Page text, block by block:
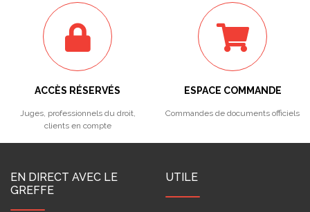
ACCÈS RÉSERVÉS
Juges, professionnels du droit,
clients en compte
ESPACE COMMANDE
Commandes de documents officiels
EN DIRECT AVEC LE
GREFFE
UTILE